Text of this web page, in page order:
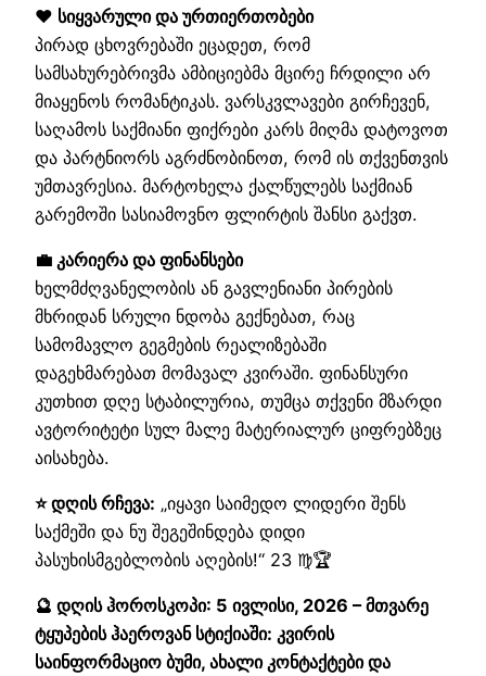
❤️ სიყვარული და ურთიერთობები
პირად ცხოვრებაში ეცადეთ, რომ
სამსახურებრივმა ამბიციებმა მცირე ჩრდილი არ
მიაყენოს რომანტიკას. ვარსკვლავები გირჩევენ,
საღამოს საქმიანი ფიქრები კარს მიღმა დატოვოთ
და პარტნიორს აგრძნობინოთ, რომ ის თქვენთვის
უმთავრესია. მარტოხელა ქალწულებს საქმიან
გარემოში სასიამოვნო ფლირტის შანსი გაქვთ.
💼 კარიერა და ფინანსები
ხელმძღვანელობის ან გავლენიანი პირების
მხრიდან სრული ნდობა გექნებათ, რაც
სამომავლო გეგმების რეალიზებაში
დაგეხმარებათ მომავალ კვირაში. ფინანსური
კუთხით დღე სტაბილურია, თუმცა თქვენი მზარდი
ავტორიტეტი სულ მალე მატერიალურ ციფრებზეც
აისახება.
⭐ დღის რჩევა: „იყავი საიმედო ლიდერი შენს
საქმეში და ნუ შეგეშინდება დიდი
პასუხისმგებლობის აღების!“ 23 ♍🏆
🔮 დღის ჰოროსკოპი: 5 ივლისი, 2026 – მთვარე
ტყუპების ჰაეროვან სტიქიაში: კვირის
საინფორმაციო ბუმი, ახალი კონტაქტები და